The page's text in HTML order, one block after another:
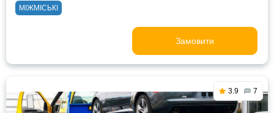
МІЖМІСЬКІ
Замовити
3.9 7